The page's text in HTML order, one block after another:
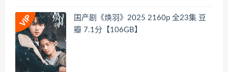
国产剧《焕羽》2025 2160p 全23集 豆
瓣 7.1分【106GB】